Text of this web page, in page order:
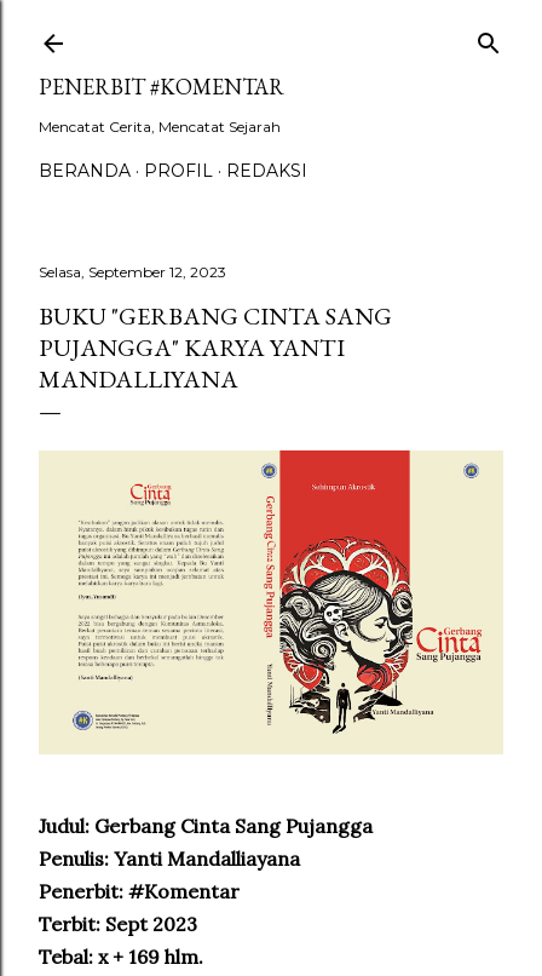
PENERBIT #KOMENTAR
Mencatat Cerita, Mencatat Sejarah
BERANDA PROFIL REDAKSI
Selasa, September 12, 2023
BUKU "GERBANG CINTA SANG
PUJANGGA" KARYA YANTI
MANDALLIYANA
Judul: Gerbang Cinta Sang Pujangga
Penulis: Yanti Mandalliayana
Penerbit: #Komentar
Terbit: Sept 2023
Tebal: x + 169 hlm.